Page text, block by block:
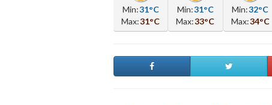
Min:31°C
Max:31°C
Min:31°C
Max:33°C
Min:32°C
Max:34°C